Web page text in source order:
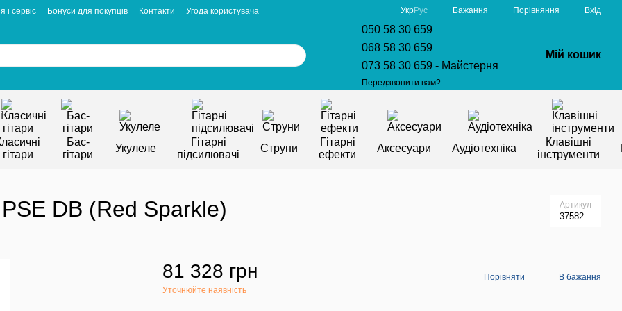
і сервіс Бонуси для покупців Контакти
Угода користувача
УкрРус Бажання Порівняння Вхід
050 58 30 659
068 58 30 659
073 58 30 659 - Майстерня
Передзвонити вам?
Мій кошик
гітари
Бас-
гітари
Укулеле
Гітарні
підсилювачі
Струни
Гітарні
ефекти
Аксесуари Аудіотехніка
Клавішні
інструменти
DB (Red Sparkle) Артикул
37582
81 328 грн
Уточнюйте наявність
Порівняти В бажання